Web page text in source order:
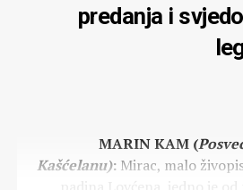
predanja i
MARIN KAM (
Kašćelanu): Mirac, malo